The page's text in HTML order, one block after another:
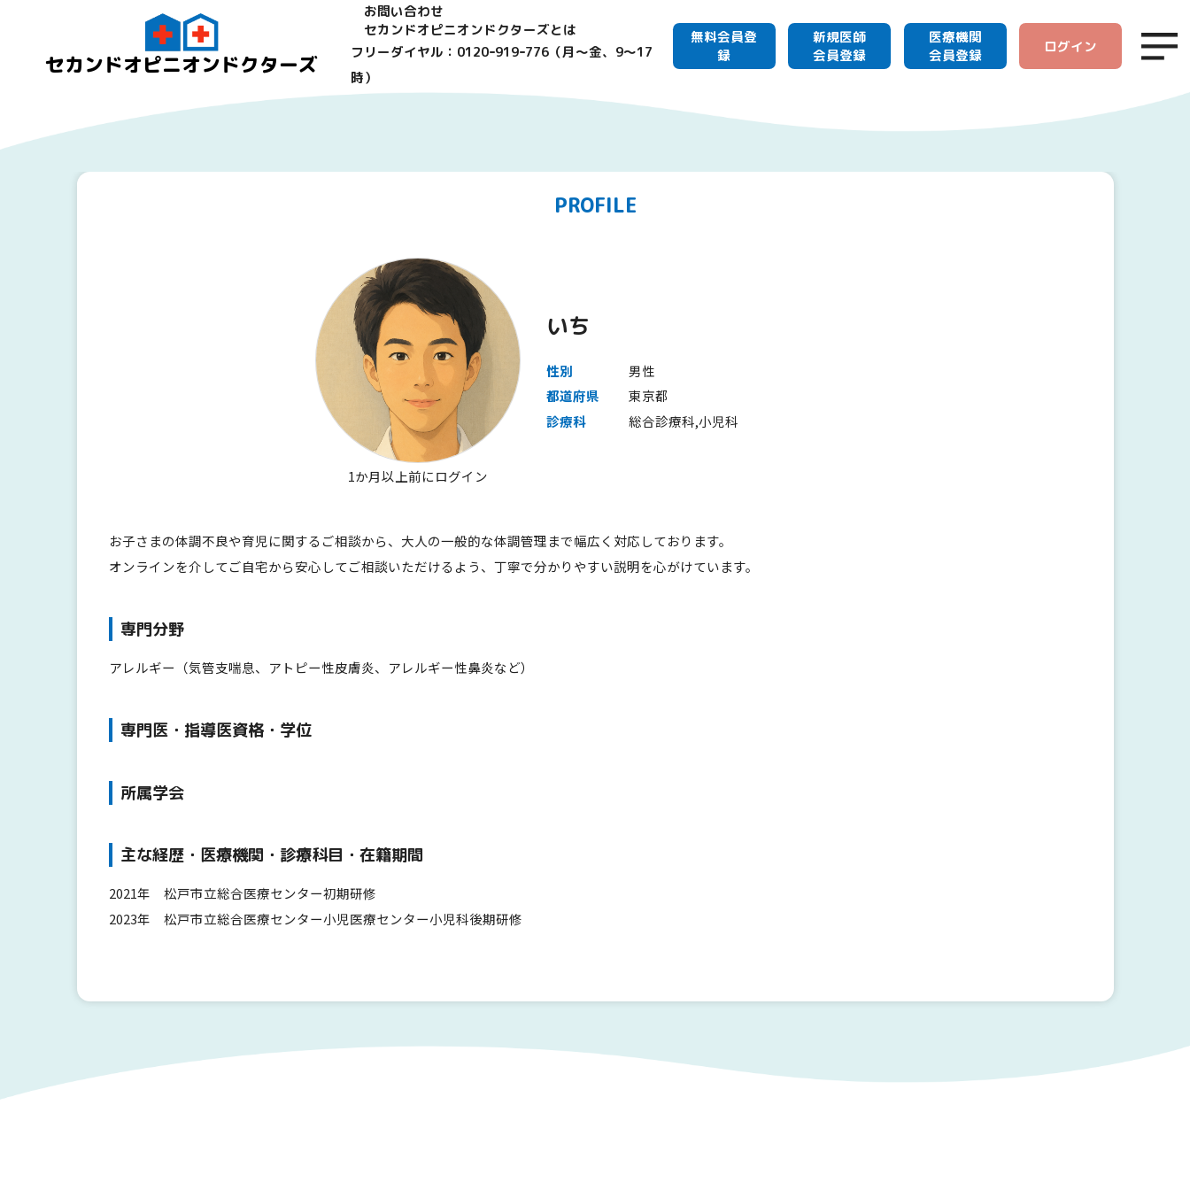
セカンドオピニオンドクターズ
お問い合わせ
セカンドオピニオンドクターズとは
フリーダイヤル：0120ｰ919ｰ776（月～金、9～17
時）
無料会員登
録
新規医師
会員登録
医療機関
会員登録
ログイン
PROFILE
1か月以上前にログイン
いち
性別
男性
都道府県
東京都
診療科
総合診療科,小児科
お子さまの体調不良や育児に関するご相談から、大人の一般的な体調管理まで幅広く対応しております。
オンラインを介してご自宅から安心してご相談いただけるよう、丁寧で分かりやすい説明を心がけています。
専門分野
アレルギー（気管支喘息、アトピー性皮膚炎、アレルギー性鼻炎など）
専門医・指導医資格・学位
所属学会
主な経歴・医療機関・診療科目・在籍期間
2021年 松戸市立総合医療センター初期研修
2023年 松戸市立総合医療センター小児医療センター小児科後期研修